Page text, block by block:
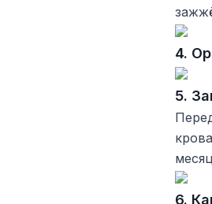
4.
5.
6.